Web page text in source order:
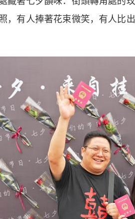
，有人捧著花束微笑，有人比